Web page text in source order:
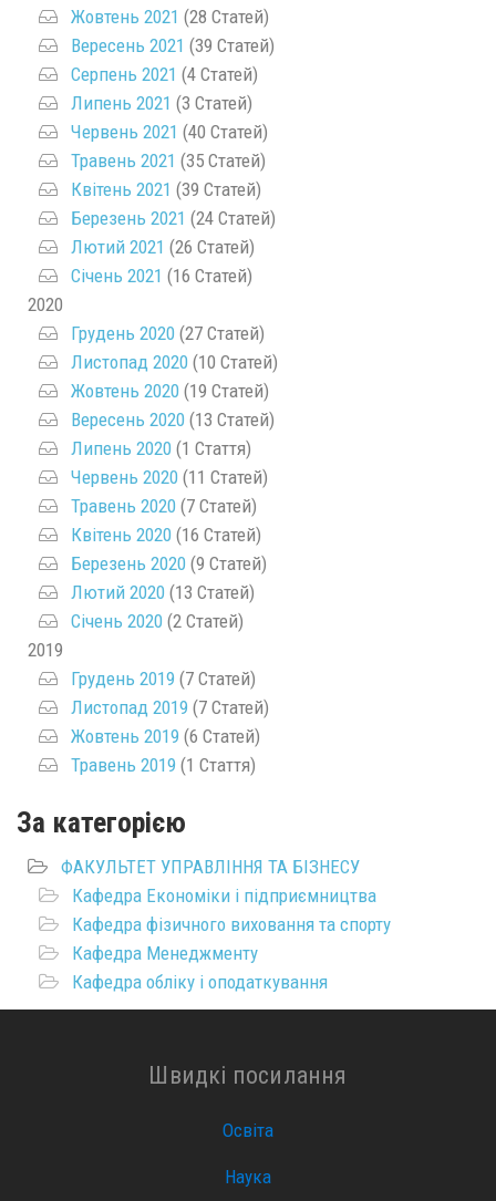
Жовтень 2021 (28 Статей)
Вересень 2021 (39 Статей)
Серпень 2021 (4 Статей)
Липень 2021 (3 Статей)
Червень 2021 (40 Статей)
Травень 2021 (35 Статей)
Квітень 2021 (39 Статей)
Березень 2021 (24 Статей)
Лютий 2021 (26 Статей)
Січень 2021 (16 Статей)
2020
Грудень 2020 (27 Статей)
Листопад 2020 (10 Статей)
Жовтень 2020 (19 Статей)
Вересень 2020 (13 Статей)
Липень 2020 (1 Стаття)
Червень 2020 (11 Статей)
Травень 2020 (7 Статей)
Квітень 2020 (16 Статей)
Березень 2020 (9 Статей)
Лютий 2020 (13 Статей)
Січень 2020 (2 Статей)
2019
Грудень 2019 (7 Статей)
Листопад 2019 (7 Статей)
Жовтень 2019 (6 Статей)
Травень 2019 (1 Стаття)
За категорією
ФАКУЛЬТЕТ УПРАВЛІННЯ ТА БІЗНЕСУ
Кафедра Економіки і підприємництва
Кафедра фізичного виховання та спорту
Кафедра Менеджменту
Кафедра обліку і оподаткування
Швидкі посилання
Освіта
Наука